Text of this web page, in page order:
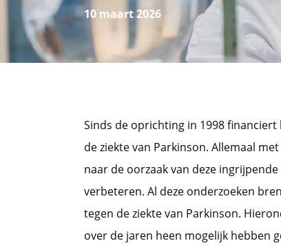
10 maart 2026
Sinds de oprichting in 1998
de ziekte van Parkinson. Allemaal
naar de oorzaak van deze
verbeteren. Al deze onderzoeken
tegen de ziekte van Parkinson.
over de jaren heen mogelijk hebben